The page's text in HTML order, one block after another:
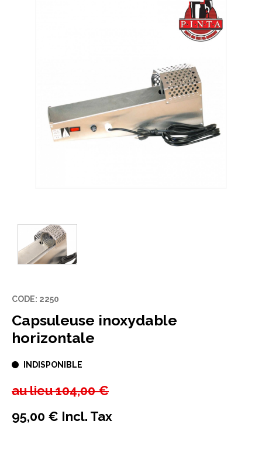
CODE: 2250
Capsuleuse inoxydable
horizontale
INDISPONIBLE
au lieu104,00 €
95,00 € Incl. Tax